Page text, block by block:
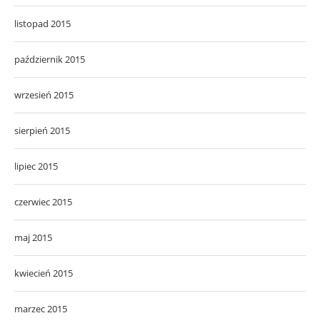
listopad 2015
październik 2015
wrzesień 2015
sierpień 2015
lipiec 2015
czerwiec 2015
maj 2015
kwiecień 2015
marzec 2015